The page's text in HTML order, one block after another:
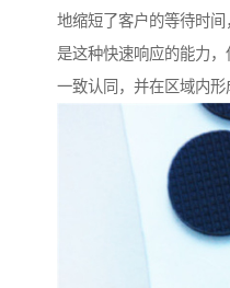
地缩短了客户的等待时
是这种快速响应的能力
一致认同，并在区域内形